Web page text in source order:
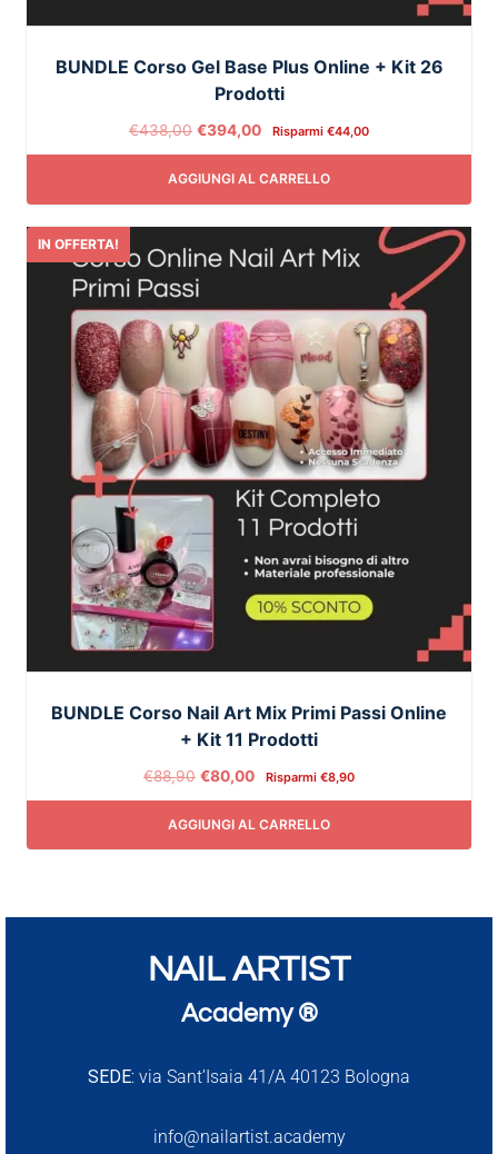
BUNDLE Corso Gel Base Plus Online + Kit 26
Prodotti
€438,00 €394,00 Risparmi €44,00
AGGIUNGI AL CARRELLO
IN OFFERTA!
BUNDLE Corso Nail Art Mix Primi Passi Online
+ Kit 11 Prodotti
€88,90 €80,00 Risparmi €8,90
AGGIUNGI AL CARRELLO
NAIL ARTIST
Academy ®
SEDE: via Sant’Isaia 41/A 40123 Bologna
info@nailartist.academy